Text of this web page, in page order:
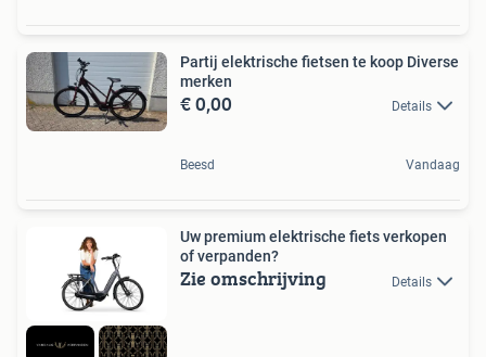
Partij elektrische fietsen te koop Diverse
merken
€ 0,00 Details
Beesd Vandaag
Uw premium elektrische fiets verkopen
of verpanden?
Zie omschrijving Details